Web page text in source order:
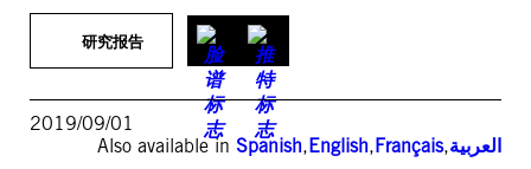
研究报告
2019/09/01
Also available in Spanish,English,Français,العربية